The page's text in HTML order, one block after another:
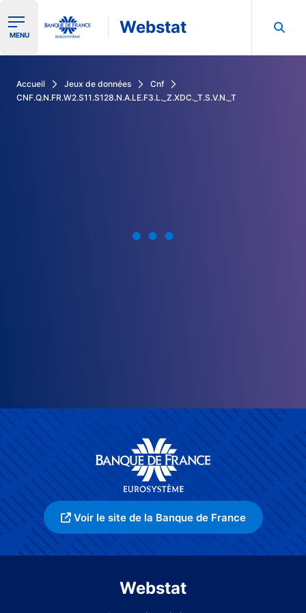
Ouvrir le menu de navigation
MENU Webstat
Accueil Jeux de données
Cnf
CNF.Q.N.FR.W2.S11.S128.N.A.LE.F3.L._Z.XDC._T.S.V.N._T
Voir le site de la Banque de France
Webstat